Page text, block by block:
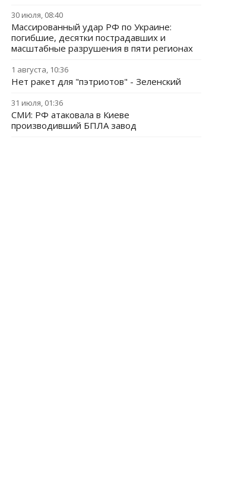
30 июля, 08:40
Массированный удар РФ по Украине:
погибшие, десятки пострадавших и
масштабные разрушения в пяти регионах
1 августа, 10:36
Нет ракет для "пэтриотов" - Зеленский
31 июля, 01:36
СМИ: РФ атаковала в Киеве
производивший БПЛА завод